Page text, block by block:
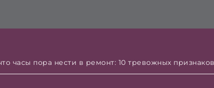
часы пора нести в ремонт: 10 тревожных признаков